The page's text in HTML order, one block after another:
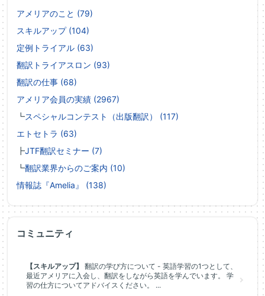
アメリアのこと (79)
スキルアップ (104)
定例トライアル (63)
翻訳トライアスロン (93)
翻訳の仕事 (68)
アメリア会員の実績 (2967)
┗スペシャルコンテスト（出版翻訳） (117)
エトセトラ (63)
┣JTF翻訳セミナー (7)
┗翻訳業界からのご案内 (10)
情報誌『Amelia』 (138)
コミュニティ
【スキルアップ】
翻訳の学び方について - 英語学習の1つとして、
最近アメリアに入会し、翻訳をしながら英語を学んでいます。 学
習の仕方についてアドバイスください。 ...